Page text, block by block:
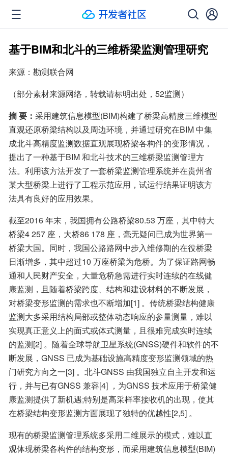
基于BIM和北斗的三维桥梁监测管理研究
来源：勘测联合网
（部分素材来源网络，转载请标明出处，52监测）
摘 要： 采用建筑信息模型(BIM)构建了桥梁高精度三维模型
直观还原桥梁结构以及周边环境，并通过研究在BIM 中集
成北斗高精度监测数据直观展现桥梁各构件的变形情况，
提出了一种基于BIM 和北斗技术的三维桥梁监测管理方
法。利用该方法开发了一套桥梁监测管理系统并在贵州省
某大型桥梁上进行了工程示范应用，试运行结果证明该方
法具有良好的应用效果。
截至2016 年末，我国拥有公路桥梁80.53 万座，其中特大
桥梁4 257 座，大桥86 178 座，毫无疑问已成为世界第一
桥梁大国。同时，我国公路路网中步入维修期的在役桥梁
日渐增多，其中超过10 万座桥梁为危桥。为了保证路网畅
通和人民财产安全，大量危桥急需进行实时连续的在线健
康监测，且随着桥梁跨度、结构和建设材料的不断发展，
对桥梁变形监测的需求也不断增加[1] 。传统桥梁结构健康
监测大多采用结构局部或整体动态响应的参量测量，难以
实现真正意义上的面式或体式测量，且很难完成实时连续
的监测[2] 。随着全球导航卫星系统(GNSS)硬件和软件的不
断发展，GNSS 已成为基础设施高精度变形监测领域的热
门研究方向之一[3] 。北斗GNSS 由我国独立自主开发和运
行，并与已有GNSS 兼容[4] ，为GNSS 技术应用于桥梁健
康监测提供了新机遇;特别是高采样率接收机的出现，使其
在桥梁结构变形监测方面展现了独特的优越性[2,5] 。
现有的桥梁监测管理系统多采用二维展示的模式，难以直
观体现桥梁各构件的结构变形，而采用建筑信息模型(BIM)